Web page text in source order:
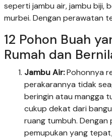
seperti jambu air, jambu biji,
murbei. Dengan perawatan
12 Pohon Buah
Rumah dan
Jambu Air:Pohonnya
perakarannya tidak
beringin atau mangga
cukup dekat dari
ruang tumbuh. Dengan
pemupukan yang